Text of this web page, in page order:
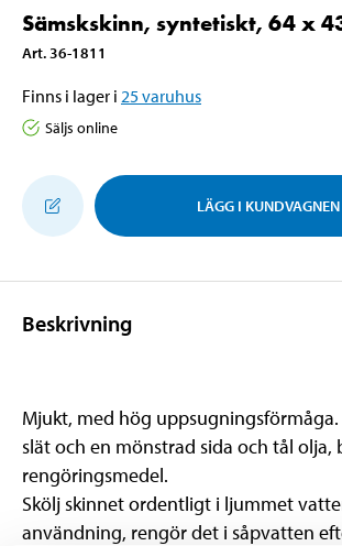
Sämskskinn, syntetiskt, 64 x
Art. 36-1811
Finns i lager i 25varuhus
Säljs online
LÄGG I KUNDVAGNEN
Beskrivning
Mjukt, med hög
slät och en mönstrad sida och tål olja,
rengöringsmedel.
Skölj skinnet ordentligt i ljummet
användning, rengör det i såpvatten